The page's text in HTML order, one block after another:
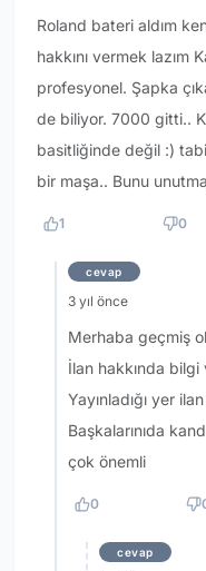
Roland bateri aldım
hakkını vermek lazım
profesyonel. Şapka
de biliyor. 7000 gitti..
basitliğinde değil :)
bir maşa.. Bunu
1 0
cevap
3 yıl önce
Merhaba geçmiş
İlan hakkında bilgi
Yayınladığı yer
Başkalarınıda
çok önemli
0
cevap